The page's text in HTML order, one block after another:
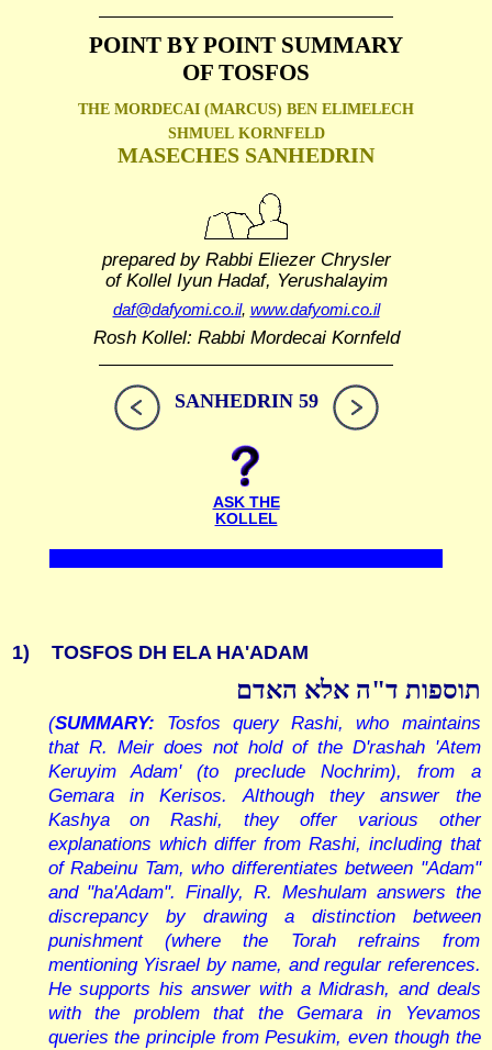
POINT BY POINT SUMMARY
OF TOSFOS
THE MORDECAI (MARCUS) BEN ELIMELECH
SHMUEL KORNFELD
MASECHES SANHEDRIN
prepared by Rabbi Eliezer Chrysler
of Kollel Iyun Hadaf, Yerushalayim
daf@dafyomi.co.il, www.dafyomi.co.il
Rosh Kollel: Rabbi Mordecai Kornfeld
SANHEDRIN 59
ASK THE
KOLLEL
1) TOSFOS DH ELA HA'ADAM
תוספות ד"ה אלא האדם
(SUMMARY: Tosfos query Rashi, who maintains
that R. Meir does not hold of the D'rashah 'Atem
Keruyim Adam' (to preclude Nochrim), from a
Gemara in Kerisos. Although they answer the
Kashya on Rashi, they offer various other
explanations which differ from Rashi, including that
of Rabeinu Tam, who differentiates between "Adam"
and "ha'Adam". Finally, R. Meshulam answers the
discrepancy by drawing a distinction between
punishment (where the Torah refrains from
mentioning Yisrael by name, and regular references.
He supports his answer with a Midrash, and deals
with the problem that the Gemara in Yevamos
queries the principle from Pesukim, even though the